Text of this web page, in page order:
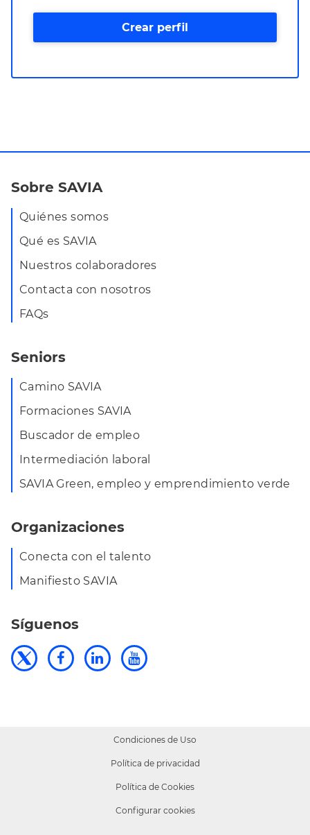
Crear perfil
Sobre SAVIA
Quiénes somos
Qué es SAVIA
Nuestros colaboradores
Contacta con nosotros
FAQs
Seniors
Camino SAVIA
Formaciones SAVIA
Buscador de empleo
Intermediación laboral
SAVIA Green, empleo y emprendimiento verde
Organizaciones
Conecta con el talento
Manifiesto SAVIA
Síguenos
Condiciones de Uso
Política de privacidad
Política de Cookies
Configurar cookies